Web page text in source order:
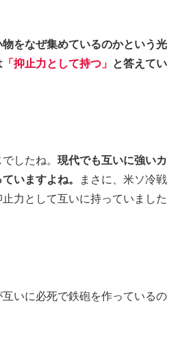
をなぜ集めているのかという光
「抑止力として持つ」 と答えてい
したね。 現代でも互いに強いカ
いますよね。
まさに、米ソ冷戦
力として互いに持っていました
いに必死で鉄砲を作っているの